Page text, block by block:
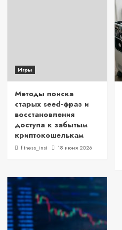
Игры
Методы поиска
старых seed-фраз и
восстановления
доступа к забытым
криптокошелькам
fitness_insi 18 июня 2026